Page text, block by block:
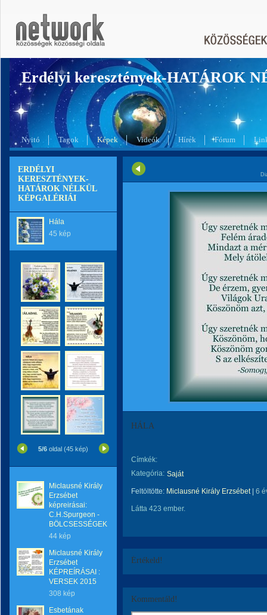
Erdélyi keresztények-HATÁROK
Nyitó Tagok Képek Videók Hírek Fórum
ERDÉLYI
KERESZTÉNYEK-
HATÁROK NÉLKÜL
KÉPGALÉRIÁI
Hála
45 kép
5/6 oldal (45 kép)
Miclausné Király
Erzsébet
képreirásai:
C.H.Spurgeon -
BÖLCSESSÉGEK
44 kép
Miclausné Király
Erzsébet
KÉPREÍRÁSAI :
VERSEK 2015
308 kép
Esbetának
HÁLA
Címkék:
Kategória: Saját
Feltöltötte: Miclausné Király Erzsébet| 6
Látta 423 ember.
Értékeld!
Kommentáld!